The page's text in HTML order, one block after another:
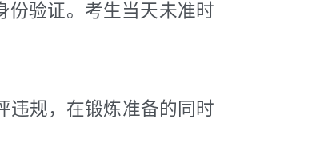
份验证。考生当天未准时
违规，在锻炼准备的同时